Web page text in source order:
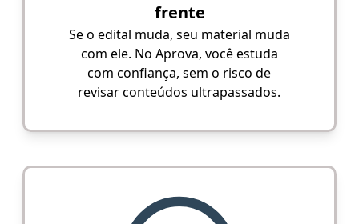
frente
Se o edital muda, seu material muda
com ele. No Aprova, você estuda
com confiança, sem o risco de
revisar conteúdos ultrapassados.